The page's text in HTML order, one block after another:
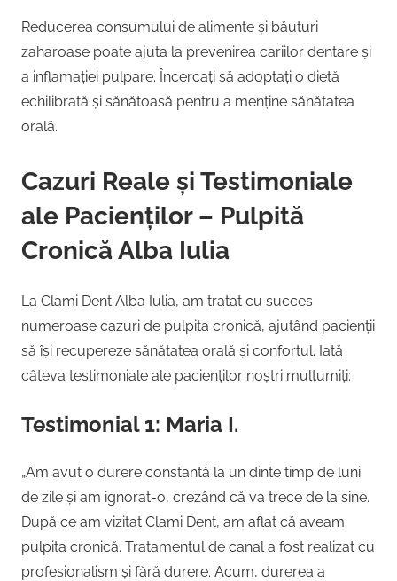
Reducerea consumului de alimente și băuturi
zaharoase poate ajuta la prevenirea cariilor dentare și
a inflamației pulpare. Încercați să adoptați o dietă
echilibrată și sănătoasă pentru a menține sănătatea
orală.
Cazuri Reale și Testimoniale
ale Pacienților – Pulpită
Cronică Alba Iulia
La Clami Dent Alba Iulia, am tratat cu succes
numeroase cazuri de pulpita cronică, ajutând pacienții
să își recupereze sănătatea orală și confortul. Iată
câteva testimoniale ale pacienților noștri mulțumiți:
Testimonial 1: Maria I.
„Am avut o durere constantă la un dinte timp de luni
de zile și am ignorat-o, crezând că va trece de la sine.
După ce am vizitat Clami Dent, am aflat că aveam
pulpita cronică. Tratamentul de canal a fost realizat cu
profesionalism și fără durere. Acum, durerea a